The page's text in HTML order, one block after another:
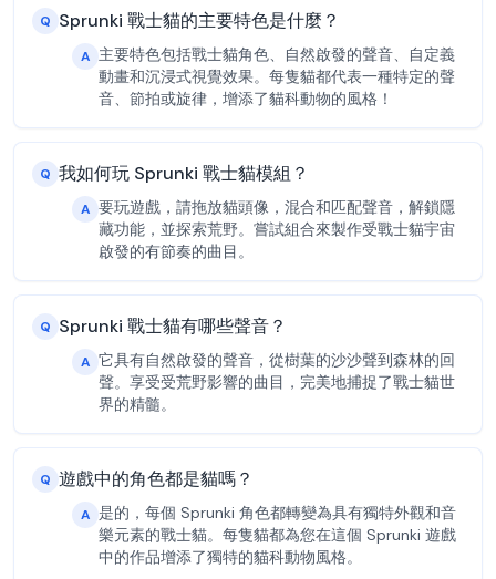
Q Sprunki 戰士貓的主要特色是什麼？
A 主要特色包括戰士貓角色、自然啟發的聲音、自定義
動畫和沉浸式視覺效果。每隻貓都代表一種特定的聲
音、節拍或旋律，增添了貓科動物的風格！
Q 我如何玩 Sprunki 戰士貓模組？
A 要玩遊戲，請拖放貓頭像，混合和匹配聲音，解鎖隱
藏功能，並探索荒野。嘗試組合來製作受戰士貓宇宙
啟發的有節奏的曲目。
Q Sprunki 戰士貓有哪些聲音？
A 它具有自然啟發的聲音，從樹葉的沙沙聲到森林的回
聲。享受受荒野影響的曲目，完美地捕捉了戰士貓世
界的精髓。
Q 遊戲中的角色都是貓嗎？
A 是的，每個 Sprunki 角色都轉變為具有獨特外觀和音
樂元素的戰士貓。每隻貓都為您在這個 Sprunki 遊戲
中的作品增添了獨特的貓科動物風格。